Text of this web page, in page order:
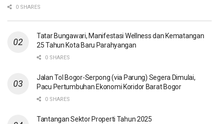
0 SHARES
Tatar Bungawari, Manifestasi Wellness dan Kematangan
25 Tahun Kota Baru Parahyangan
0 SHARES
Jalan Tol Bogor-Serpong (via Parung) Segera Dimulai,
Pacu Pertumbuhan Ekonomi Koridor Barat Bogor
0 SHARES
Tantangan Sektor Properti Tahun 2025